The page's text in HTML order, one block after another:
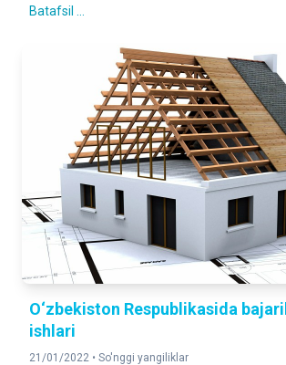
Batafsil ...
O‘zbekiston Respublikasida
ishlari
21/01/2022 • So'nggi yangiliklar